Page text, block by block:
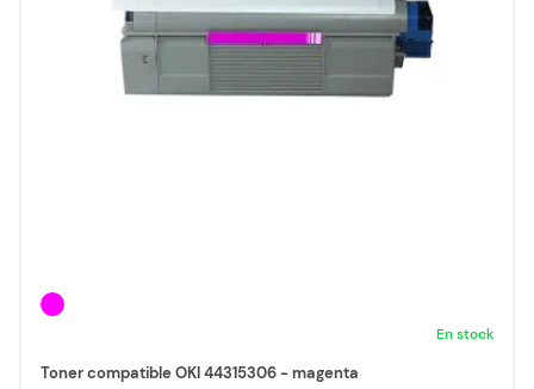
En stock
Toner compatible OKI 44315306 - magenta